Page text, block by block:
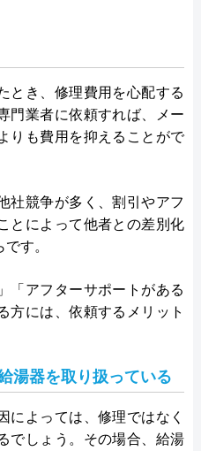
とき、修理費用を心配する
門業者に依頼すれば、メー
りも費用を抑えることがで
社競争が多く、割引やアフ
とによって他者との差別化
す。
「アフターサポートがある
方には、依頼するメリット
湯器を取り扱っている
によっては、修理ではなく
でしょう。その場合、給湯